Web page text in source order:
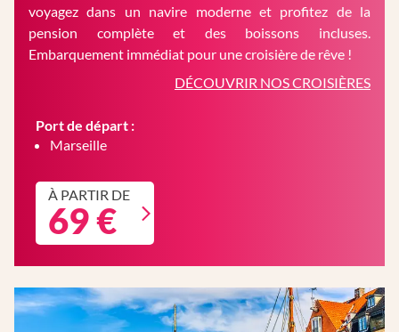
voyagez dans un navire moderne et profitez de la
pension complète et des boissons incluses.
Embarquement immédiat pour une croisière de rêve !
DÉCOUVRIR NOS CROISIÈRES
Port de départ :
Marseille
À PARTIR DE
69 €